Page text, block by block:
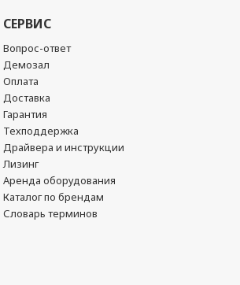
СЕРВИС
Вопрос-ответ
Демозал
Оплата
Доставка
Гарантия
Техподдержка
Драйвера и инструкции
Лизинг
Аренда оборудования
Каталог по брендам
Словарь терминов